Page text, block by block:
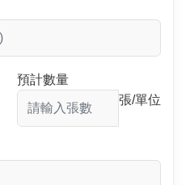
預計數量
張/單位